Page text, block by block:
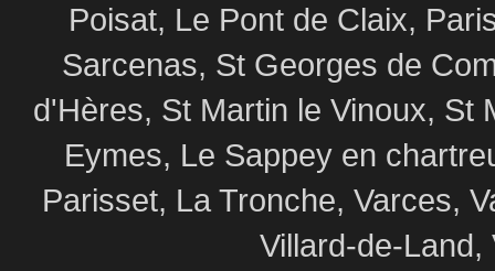
Poisat, Le Pont de Claix,
Sarcenas, St Georges de
d'Hères, St Martin le Vinoux, St
Eymes, Le Sappey en
Parisset, La Tronche, Varces,
Villard-de-Land,